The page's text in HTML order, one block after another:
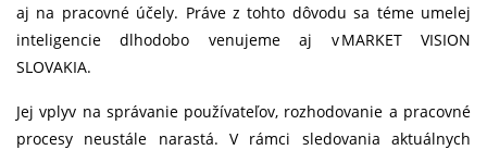
aj na pracovné účely. Práve z tohto dôvodu sa téme umelej
inteligencie dlhodobo venujeme aj v MARKET VISION
SLOVAKIA.
Jej vplyv na správanie používateľov, rozhodovanie a pracovné
procesy neustále narastá. V rámci sledovania aktuálnych